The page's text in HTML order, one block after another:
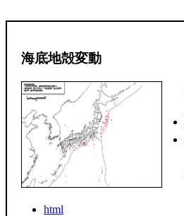
海底地殻変動
html